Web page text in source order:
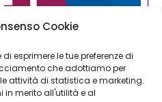
Cookie
esprimere le tue preferenze di
che adottiamo per
attività di statistica e marketing.
in merito all'utilità e al